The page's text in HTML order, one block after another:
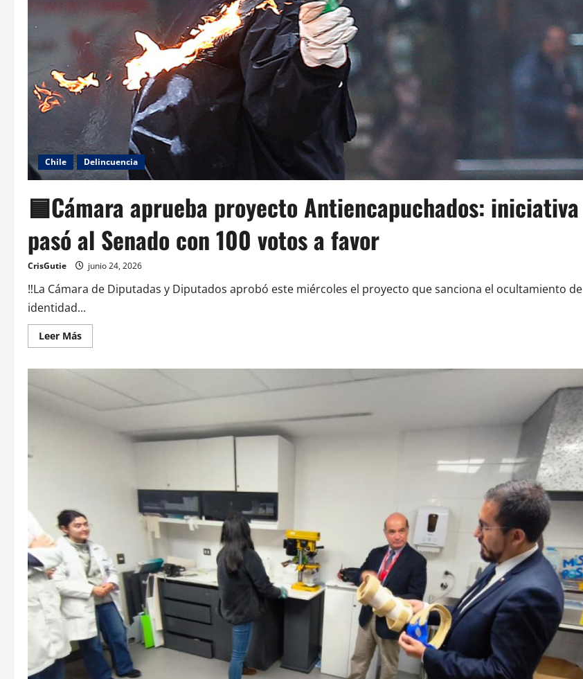
Chile Delincuencia
🟦Cámara aprueba proyecto Antiencapuchados: iniciativa
pasó al Senado con 100 votos a favor
CrisGutie junio 24, 2026
‼️La Cámara de Diputadas y Diputados aprobó este miércoles el proyecto que sanciona el ocultamiento de
identidad...
Leer Más